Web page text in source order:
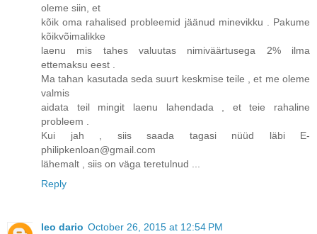
oleme siin, et
kõik oma rahalised probleemid jäänud minevikku . Pakume
kõikvõimalikke
laenu mis tahes valuutas nimiväärtusega 2% ilma
ettemaksu eest .
Ma tahan kasutada seda suurt keskmise teile , et me oleme
valmis
aidata teil mingit laenu lahendada , et teie rahaline
probleem .
Kui jah , siis saada tagasi nüüd läbi E-
philipkenloan@gmail.com
lähemalt , siis on väga teretulnud ...
Reply
leo dario October 26, 2015 at 12:54 PM